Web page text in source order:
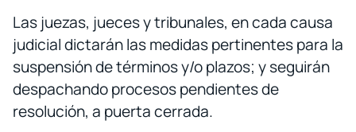
Las juezas, jueces y tribunales, en cada causa
judicial dictarán las medidas pertinentes para la
suspensión de términos y/o plazos; y seguirán
despachando procesos pendientes de
resolución, a puerta cerrada.